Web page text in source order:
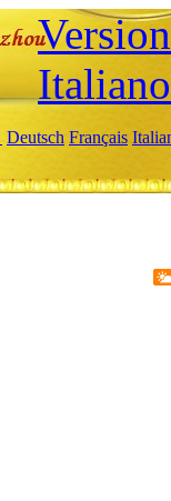
Italiano
Deutsch Français